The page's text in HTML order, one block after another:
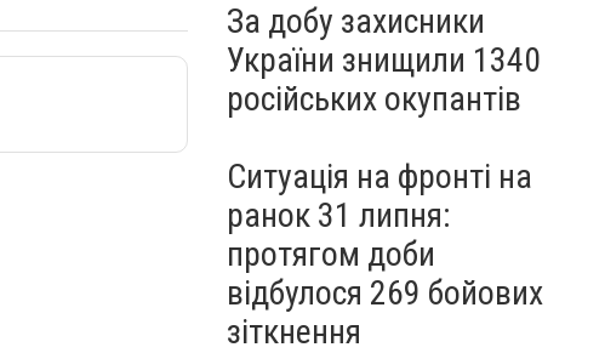
За добу захисники
України знищили 1340
російських окупантів
Ситуація на фронті на
ранок 31 липня:
протягом доби
відбулося 269 бойових
зіткнення